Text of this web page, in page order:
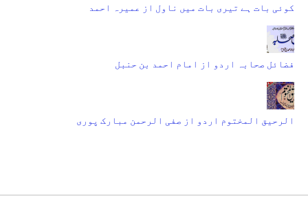
کوئی بات ہے تیری بات میں ناول از عمیرہ احمد
فضائل صحابہ اردو از امام احمد بن حنبل
الرحیق المختوم اردو از صفی الرحمن مبارک پوری